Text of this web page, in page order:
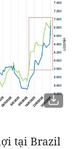
tại Brazil